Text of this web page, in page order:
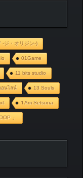
ジ・オリジン‐)
.io 01Game
11 bits studio
อนไลน์ 13 Souls
‘I Am Setsuna
」